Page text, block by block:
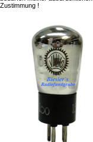
Zustimmung !